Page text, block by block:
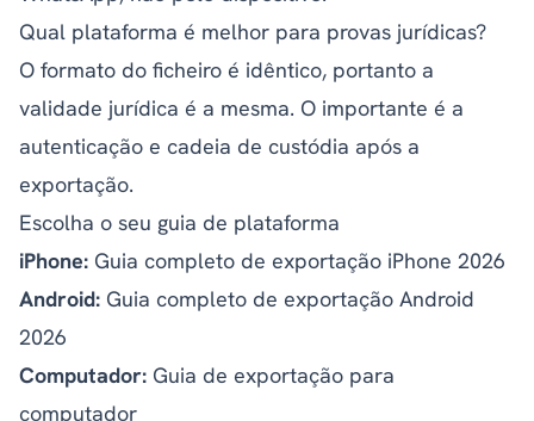
Qual plataforma é melhor para provas jurídicas?
O formato do ficheiro é idêntico, portanto a
validade jurídica é a mesma. O importante é a
autenticação e cadeia de custódia após a
exportação.
Escolha o seu guia de plataforma
iPhone: Guia completo de exportação iPhone 2026
Android: Guia completo de exportação Android
2026
Computador: Guia de exportação para
computador